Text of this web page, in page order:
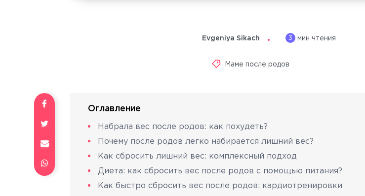
Evgeniya Sikach 3 мин чтения
Маме после родов
Оглавление
Набрала вес после родов: как похудеть?
Почему после родов легко набирается лишний вес?
Как сбросить лишний вес: комплексный подход
Диета: как сбросить вес после родов с помощью питания?
Как быстро сбросить вес после родов: кардиотренировки